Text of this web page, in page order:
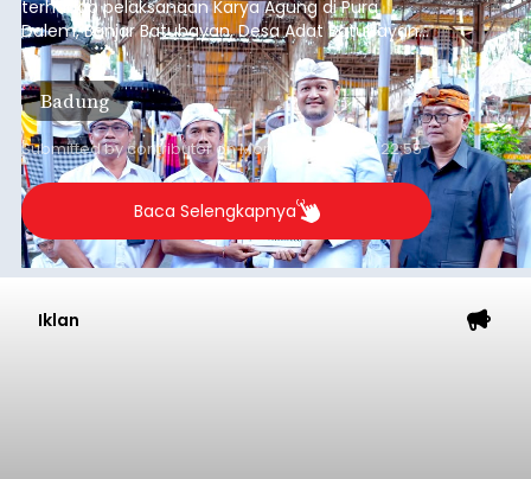
terhadap pelaksanaan Karya Agung di Pura
Dalem, Banjar Batubayan, Desa Adat Batubayan,
Kecamatan Abiansemal. Dukungan tersebut
diwujudkan melalui bantuan hibah sebesar Rp1,7
miliar dari Anggaran Induk Tahun 2026.
Badung
Submitted bycontributoronMon, 08/10/2026 - 22:55
Baca Selengkapnya
Iklan